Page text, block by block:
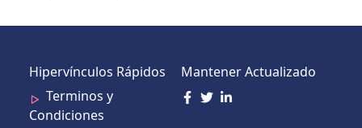
Hipervínculos Rápidos
Terminos y
Condiciones
Mantener Actualizado